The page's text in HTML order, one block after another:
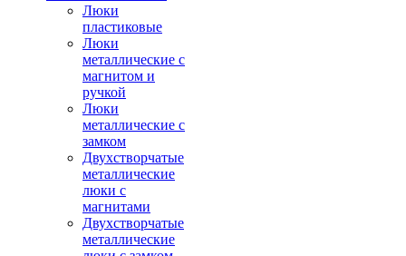
Люки
пластиковые
Люки
металлические с
магнитом и
ручкой
Люки
металлические с
замком
Двухстворчатые
металлические
люки с
магнитами
Двухстворчатые
металлические